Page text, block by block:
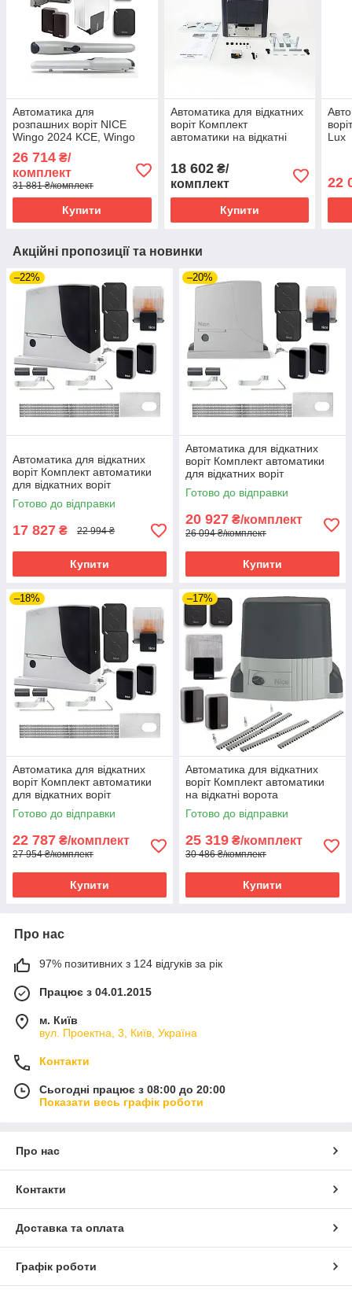
Автоматика для
розпашних воріт NICE
Wingo 2024 KCE, Wingo
2024 KCE-4
26 714 ₴/
комплект
31 881 ₴/комплект
Купити
Автоматика для відкатних
воріт Комплект
автоматики на відкатні
воріт Came ВХ-400 BASE
KIT
18 602₴/
комплект
Купити
Lux
22
Акційні пропозиції та новинки
–22%
Автоматика для відкатних
воріт Комплект автоматики
для відкатних воріт
Автоматика для воріт NICE
RB600
Готово до відправки
17 827 ₴ 22 994 ₴
Купити
–20%
Автоматика для відкатних
воріт Комплект автоматики
для відкатних воріт
Автоматика для воріт NICE
ROX1000KLT
Готово до відправки
20 927 ₴/комплект
26 094 ₴/комплект
Купити
–18%
Автоматика для відкатних
воріт Комплект автоматики
для відкатних воріт
Автоматика для воріт NICE
RB1000
Готово до відправки
22 787 ₴/комплект
27 954 ₴/комплект
Купити
–17%
Автоматика для відкатних
воріт Комплект автоматики
на відкатні ворота
Автоматика для воріт NICE
TH 1500 KCE, TH 1500
Готово до відправки
25 319 ₴/комплект
30 486 ₴/комплект
Купити
Про нас
97% позитивних з 124 відгуків за рік
Працює з 04.01.2015
м. Київ
вул. Проектна, 3, Київ, Україна
Контакти
Сьогодні працює з 08:00 до 20:00
Показати весь графік роботи
Про нас
Контакти
Доставка та оплата
Графік роботи